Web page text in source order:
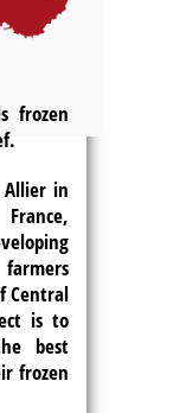
frozen
in
Central
is to
best
frozen